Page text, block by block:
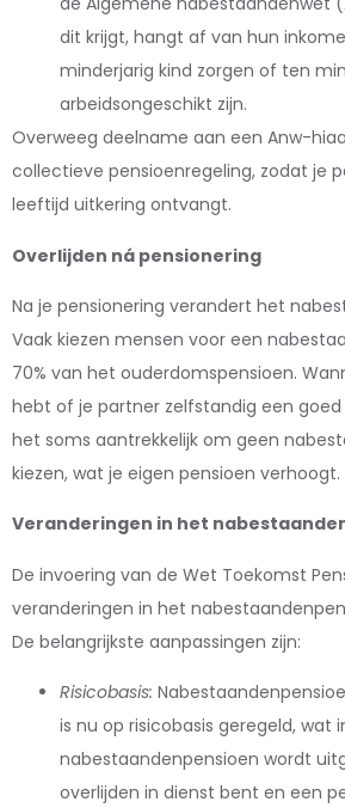
dit krijgt, hangt af van hun
minderjarig kind zorgen of ten
arbeidsongeschikt zijn.
Overweeg deelname aan een Anw-
collectieve pensioenregeling, zodat je
leeftijd uitkering ontvangt.
Overlijden ná pensionering
Na je pensionering verandert het
Vaak kiezen mensen voor een
70% van het ouderdomspensioen.
hebt of je partner zelfstandig een
het soms aantrekkelijk om geen
kiezen, wat je eigen pensioen verhoogt.
Veranderingen in het
De invoering van de Wet Toekomst
veranderingen in het
De belangrijkste aanpassingen zijn:
Risicobasis:
is nu op risicobasis geregeld, wat
nabestaandenpensioen wordt
overlijden in dienst bent en een